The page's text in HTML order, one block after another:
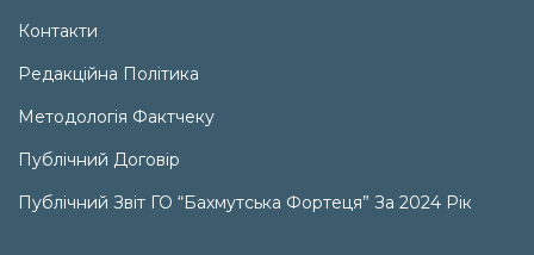
Контакти
Редакційна Політика
Методологія Фактчеку
Публічний Договір
Публічний Звіт ГО “Бахмутська Фортеця” За 2024 Рік